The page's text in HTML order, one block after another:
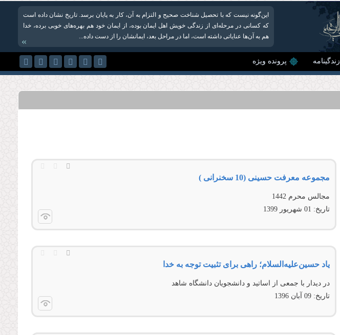
این‌گونه نیست که با تحصیل شناخت صحیح و التزام به آن، کار به پایان برسد. تاریخ نشان داده است
که کسانی در مرحله‌ای از زندگی خویش اهل ایمان بوده، از ایمان خود هم بهره‌های خوبی برده، خدا
هم به آن‌ها عنایاتی داشته است، اما در مراحل بعد، ایمانشان را از دست داده‌...
»
زندگینامه پرونده ویژه
مجموعه معرفت حسینی (10 سخنرانی )
مجالس محرم 1442
تاریخ: 01 شهريور 1399
یاد حسین‌علیه‌‌السلام؛ راهی برای تثبیت توجه به خدا
در دیدار با جمعی از اساتید و دانشجویان دانشگاه شاهد
تاریخ: 09 آبان 1396